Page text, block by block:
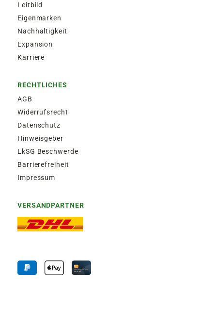
Leitbild
Eigenmarken
Nachhaltigkeit
Expansion
Karriere
RECHTLICHES
AGB
Widerrufsrecht
Datenschutz
Hinweisgeber
LkSG Beschwerde
Barrierefreiheit
Impressum
VERSANDPARTNER